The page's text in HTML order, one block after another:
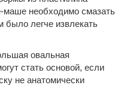
маше необходимо смазать
было легче извлекать
овальная
стать основой, если
не анатомически